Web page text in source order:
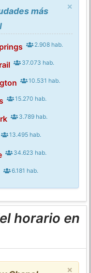
×
más
2.908 hab.
37.073 hab.
10.531 hab.
15.270 hab.
3.789 hab.
13.495 hab.
34.623 hab.
6.181 hab.
horario en
×